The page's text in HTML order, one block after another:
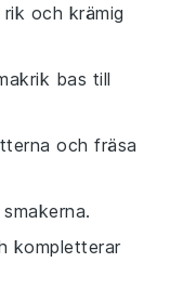
och krämig
bas till
och fräsa
kompletterar